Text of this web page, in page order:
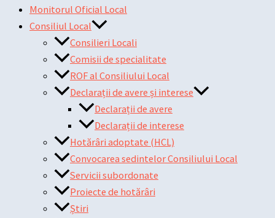
Monitorul Oficial Local
Consiliul Local
Consilieri Locali
Comisii de specialitate
ROF al Consiliului Local
Declarații de avere și interese
Declarații de avere
Declarații de interese
Hotărâri adoptate (HCL)
Convocarea sedintelor Consiliului Local
Servicii subordonate
Proiecte de hotărâri
Știri